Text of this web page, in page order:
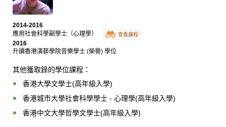
2014-2016
應用社會科學副學士（心理學）
查看課程
2016
升讀香港演藝學院音樂學士 (榮譽) 學位
其他獲取錄的學位課程：
香港大學文學士(高年級入學)
香港城市大學社會科學學士 - 心理學(高年級入學)
香港中文大學哲學文學士(高年級入學)